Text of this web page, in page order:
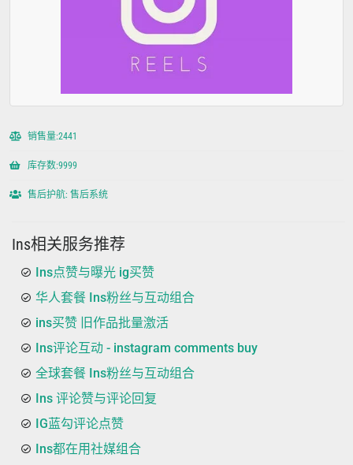
销售量:2441
库存数:9999
售后护航: 售后系统
Ins相关服务推荐
Ins点赞与曝光 ig买赞
华人套餐 Ins粉丝与互动组合
ins买赞 旧作品批量激活
Ins评论互动 - instagram comments buy
全球套餐 Ins粉丝与互动组合
Ins 评论赞与评论回复
IG蓝勾评论点赞
Ins都在用社媒组合